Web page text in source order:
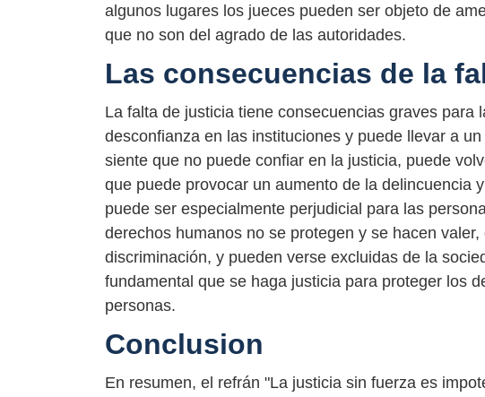
algunos lugares los jueces pueden ser objeto de
que no son del agrado de las autoridades.
Las consecuencias de la
La falta de justicia tiene consecuencias graves para
desconfianza en las instituciones y puede llevar a
siente que no puede confiar en la justicia, puede
que puede provocar un aumento de la delincuencia
puede ser especialmente perjudicial para las
derechos humanos no se protegen y se hacen
discriminación, y pueden verse excluidas de la
fundamental que se haga justicia para proteger los
personas.
Conclusion
En resumen, el refrán "La justicia sin fuerza es